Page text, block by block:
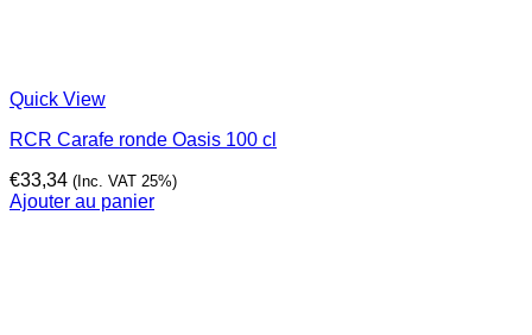
Quick View
RCR Carafe ronde Oasis 100 cl
€33,34 (Inc. VAT 25%)
Ajouter au panier